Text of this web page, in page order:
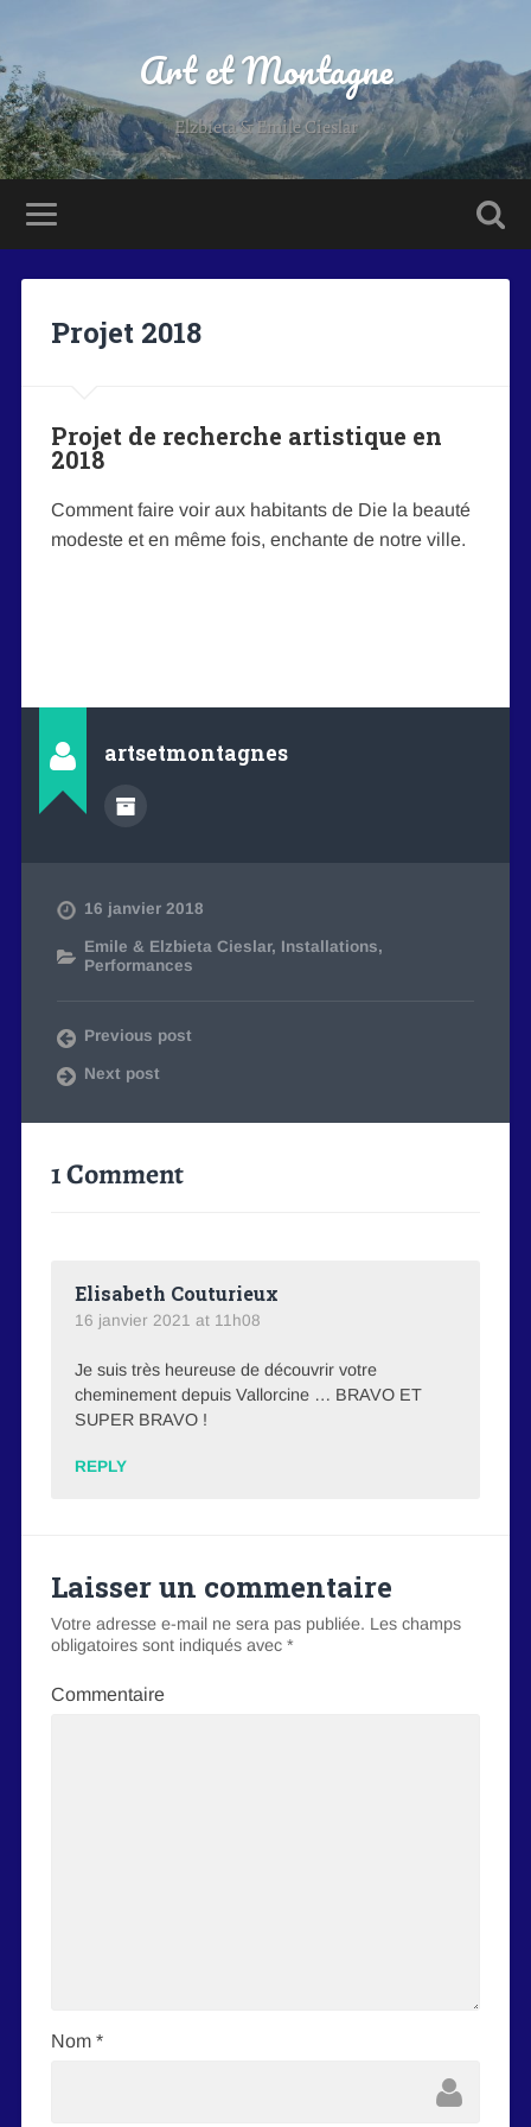
Art et Montagne
Elzbieta & Emile Cieslar
Projet 2018
Projet de recherche artistique en
2018
Comment faire voir aux habitants de Die la beauté
modeste et en même fois, enchante de notre ville.
artsetmontagnes
16 janvier 2018
Emile & Elzbieta Cieslar, Installations,
Performances
Previous post
Next post
1 Comment
Elisabeth Couturieux
16 janvier 2021 at 11h08
Je suis très heureuse de découvrir votre
cheminement depuis Vallorcine … BRAVO ET
SUPER BRAVO !
REPLY
Laisser un commentaire
Votre adresse e-mail ne sera pas publiée. Les champs
obligatoires sont indiqués avec *
Commentaire
Nom *